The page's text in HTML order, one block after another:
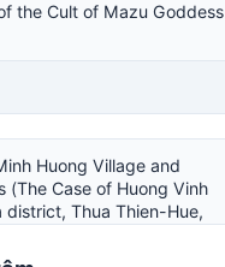
the Cult of Mazu Goddess
Huong Village and
(The Case of Huong Vinh
district, Thua Thien-Hue,